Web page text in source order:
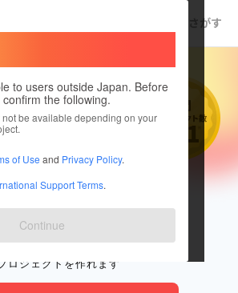
さがす
to users outside Japan. Before
the following.
be available depending on your
of Use and Privacy Policy.
Support Terms.
Continue
・規模を問わず
も挑戦できる
プロジェクトを作れます